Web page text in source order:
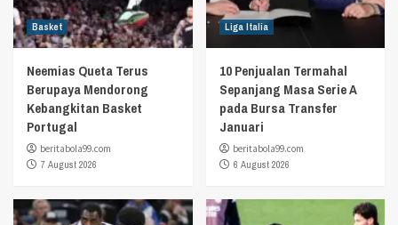
Basket
Neemias Queta Terus
Berupaya Mendorong
Kebangkitan Basket
Portugal
beritabola99.com
7 August 2026
Liga Italia
10 Penjualan Termahal
Sepanjang Masa Serie A
pada Bursa Transfer
Januari
beritabola99.com
6 August 2026